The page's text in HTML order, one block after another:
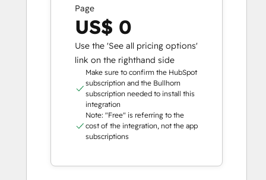
Page
US$ 0
Use the 'See all pricing options'
link on the righthand side
Make sure to confirm the HubSpot
subscription and the Bullhorn
subscription needed to install this
integration
Note: "Free" is referring to the
cost of the integration, not the app
subscriptions